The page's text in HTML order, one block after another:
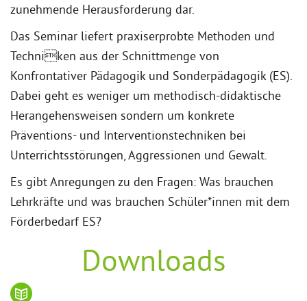
zunehmende Herausforderung dar.
Das Seminar liefert praxiserprobte Methoden und
Techniken aus der Schnittmenge von
Konfrontativer Pädagogik und Sonderpädagogik (ES).
Dabei geht es weniger um methodisch-didaktische
Herangehensweisen sondern um konkrete
Präventions- und Interventionstechniken bei
Unterrichtsstörungen, Aggressionen und Gewalt.
Es gibt Anregungen zu den Fragen: Was brauchen
Lehrkräfte und was brauchen Schüler*innen mit dem
Förderbedarf ES?
Downloads